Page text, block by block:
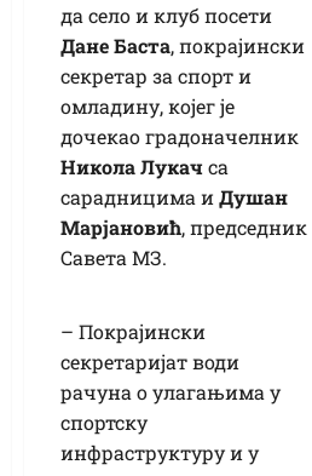
да село и клуб посети
Дане Баста, покрајински
секретар за спорт и
омладину, којег је
дочекао градоначелник
Никола Лукачса
сарадницима и Душан
Марјановић, председник
Савета МЗ.
– Покрајински
секретаријат води
рачуна о улагањима у
спортску
инфраструктуру и у